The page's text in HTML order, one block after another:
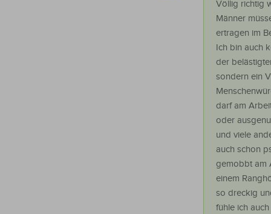
Völlig richtig
Männer
ertragen im
Ich bin auch
der
sondern ein
darf am
oder
und viele
auch schon
gemobbt am
einem
so dreckig
fühle ich